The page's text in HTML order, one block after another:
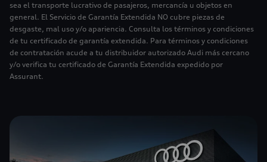
sea el transporte lucrativo de pasajeros, mercancía u objetos en
general. El Servicio de Garantía Extendida NO cubre piezas de
desgaste, mal uso y/o apariencia. Consulta los términos y condiciones
de tu certificado de garantía extendida. Para términos y condiciones
de contratación acude a tu distribuidor autorizado Audi más cercano
y/o verifica tu certificado de Garantía Extendida expedido por
Assurant.